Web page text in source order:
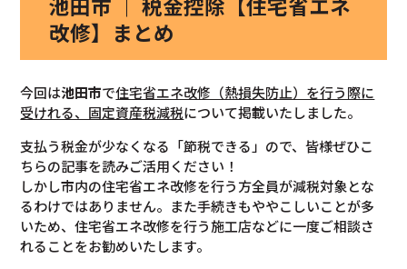
改修】まとめ
今回は池田市で住宅省エネ改修（熱損失防止）を行う際に
受けれる、固定資産税減税について掲載いたしました。
支払う税金が少なくなる「節税できる」ので、皆様ぜひこ
ちらの記事を読みご活用ください！
しかし市内の住宅省エネ改修を行う方全員が減税対象とな
るわけではありません。また手続きもややこしいことが多
いため、住宅省エネ改修を行う施工店などに一度ご相談さ
れることをお勧めいたします。